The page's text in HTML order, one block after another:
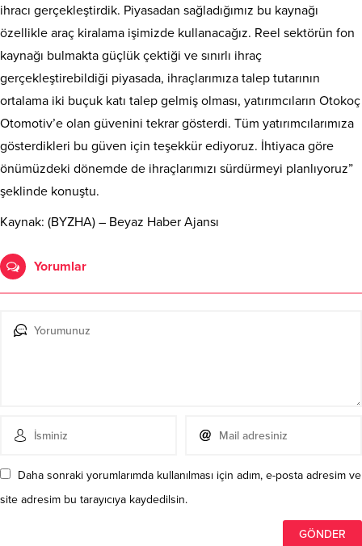
ihracı gerçekleştirdik. Piyasadan sağladığımız bu kaynağı
özellikle araç kiralama işimizde kullanacağız. Reel sektörün fon
kaynağı bulmakta güçlük çektiği ve sınırlı ihraç
gerçekleştirebildiği piyasada, ihraçlarımıza talep tutarının
ortalama iki buçuk katı talep gelmiş olması, yatırımcıların Otokoç
Otomotiv’e olan güvenini tekrar gösterdi. Tüm yatırımcılarımıza
gösterdikleri bu güven için teşekkür ediyoruz. İhtiyaca göre
önümüzdeki dönemde de ihraçlarımızı sürdürmeyi planlıyoruz”
şeklinde konuştu.
Kaynak: (BYZHA) – Beyaz Haber Ajansı
Yorumlar
Daha sonraki yorumlarımda kullanılması için adım, e-posta adresim ve
site adresim bu tarayıcıya kaydedilsin.